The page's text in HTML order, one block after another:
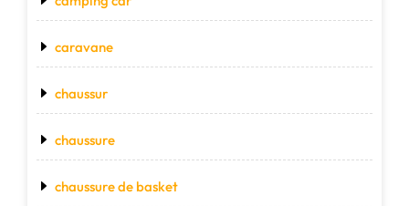
caravane
chaussur
chaussure
chaussure de basket